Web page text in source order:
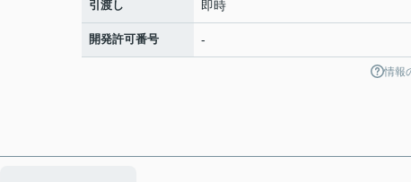
引渡し 即時
開発許可番号 -
情報